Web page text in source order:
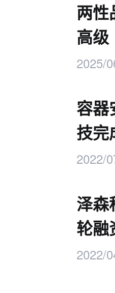
两性
高级
2025/
容器
技完
2022/
泽森
轮融
2022/